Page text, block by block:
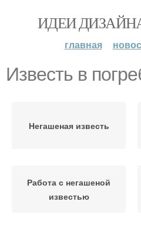
ИДЕИ
главная
Известь в
Негашеная известь
Работа с негашеной
известью